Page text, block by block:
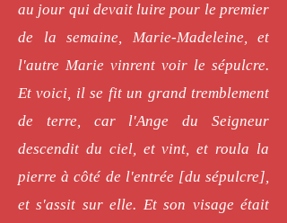
au jour qui devait luire pour le premier
de la semaine, Marie-Madeleine, et
l'autre Marie vinrent voir le sépulcre.
Et voici, il se fit un grand tremblement
de terre, car l'Ange du Seigneur
descendit du ciel, et vint, et roula la
pierre à côté de l'entrée [du sépulcre],
et s'assit sur elle. Et son visage était